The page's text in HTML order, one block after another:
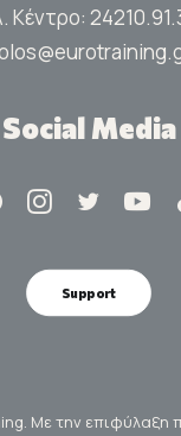
Κέντρο:
Social Media
Support
Με την επιφύλαξη